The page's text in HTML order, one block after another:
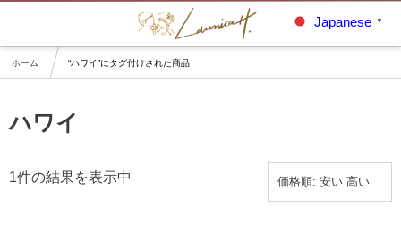
ホーム “ハワイ”にタグ付けされた商品
ハワイ
1件の結果を表示中
Japanese ▼